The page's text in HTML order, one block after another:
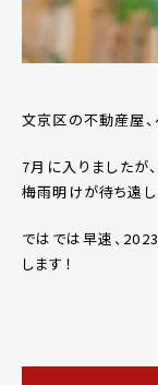
文京区の不動産屋、
7月に入りましたが
梅雨明けが待ち遠し
ではでは早速、
します！